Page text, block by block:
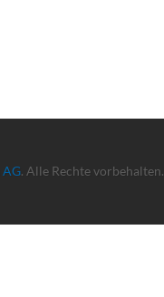
. Alle Rechte vorbehalten.